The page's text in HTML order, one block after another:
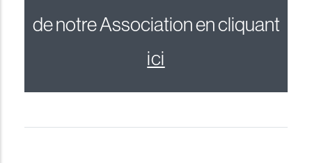
de notre Association en cliquant
ici